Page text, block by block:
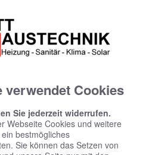
verwendet Cookies
Sie jederzeit widerrufen.
Webseite Cookies und weitere
bestmögliches
Sie können das Setzen von